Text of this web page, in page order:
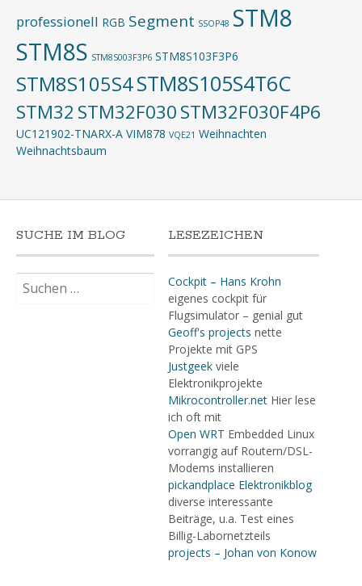
professionell RGB Segment SSOP48 STM8
STM8S STM8S003F3P6 STM8S103F3P6
STM8S105S4STM8S105S4T6C
STM32 STM32F030STM32F030F4P6
UC121902-TNARX-A VIM878 VQE21 Weihnachten
Weihnachtsbaum
SUCHE IM BLOG
nach:
LESEZEICHEN
Cockpit – Hans Krohn
eigenes cockpit für
Flugsimulator – genial gut
Geoff's projects nette
Projekte mit GPS
Justgeekviele
Elektronikprojekte
Mikrocontroller.netHier lese
ich oft mit
Open WRT Embedded Linux
vorrangig auf Routern/DSL-
Modems installieren
pickandplace Elektronikblog
diverse interessante
Beiträge, u.a. Test eines
Billig-Labornetzteils
projects – Johan von Konow